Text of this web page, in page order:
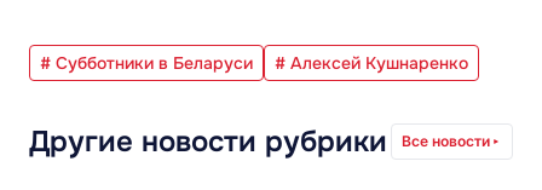
# Субботники в Беларуси # Алексей Кушнаренко
Другие новости рубрики Все новости